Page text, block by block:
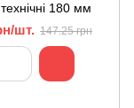
180 мм
шт. 147.25 грн